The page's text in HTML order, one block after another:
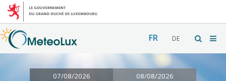
FR DE
07/08/2026 08/08/2026